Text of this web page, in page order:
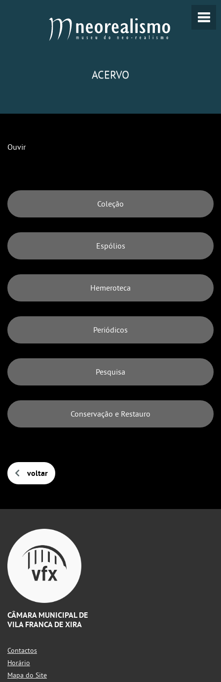
ACERVO
Ouvir
Coleção
Espólios
Hemeroteca
Periódicos
Pesquisa
Conservação e Restauro
voltar
CÂMARA MUNICIPAL DE
VILA FRANCA DE XIRA
Contactos
Horário
Mapa do Site